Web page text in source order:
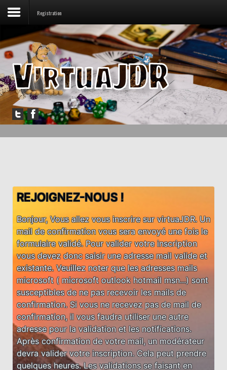
Accueil
Forum
Jouer
Messagerie
Registration
REJOIGNEZ-NOUS !
Bonjour, Vous allez vous inscrire sur virtuaJDR. Un
mail de confirmation vous sera envoyé une fois le
formulaire validé. Pour valider votre inscription
vous devez donc saisir une adresse mail valide et
existante. Veuillez noter que les adresses mails
microsoft ( microsoft outlook hotmail msn...) sont
susceptibles de ne pas recevoir les mails de
confirmation. Si vous ne recevez pas de mail de
confirmation, il vous faudra utiliser une autre
adresse pour la validation et les notifications.
Après confirmation de votre mail, un modérateur
devra valider votre inscription. Cela peut prendre
quelques heures. Les validations se faisant en